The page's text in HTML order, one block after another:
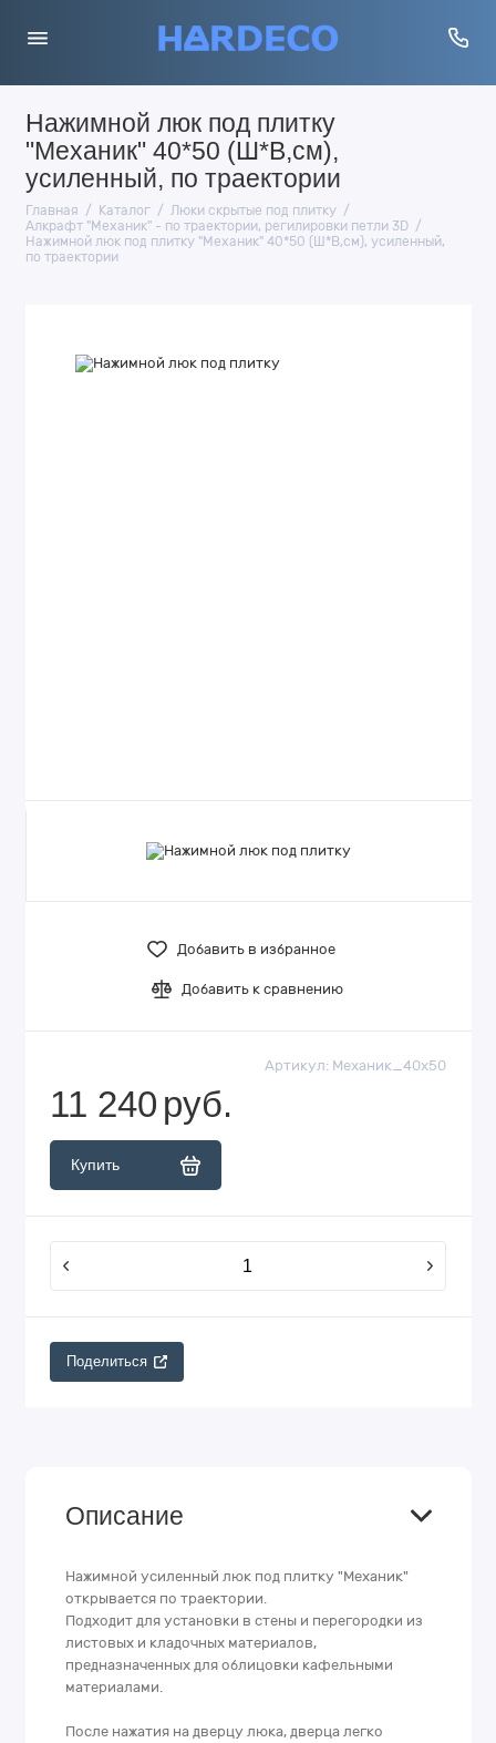
Нажимной люк под плитку
"Механик" 40*50 (Ш*В,см),
усиленный, по траектории
Главная Каталог
Люки скрытые под плитку
Алкрафт "Механик" - по траектории, регилировки петли 3D
Нажимной люк под плитку "Механик" 40*50 (Ш*В,см), усиленный,
по траектории
Добавить в избранное
Добавить к сравнению
Артикул: Механик_40х50
11 240 руб.
Купить
Поделиться
Описание
Нажимной усиленный люк под плитку "Механик"
открывается по траектории.
Подходит для установки в стены и перегородки из
листовых и кладочных материалов,
предназначенных для облицовки кафельными
материалами.
После нажатия на дверцу люка, дверца легко